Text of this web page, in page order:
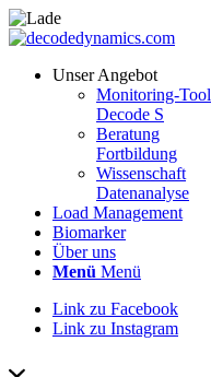
Unser Angebot
Monitoring-Tool
Decode S
Beratung
Fortbildung
Wissenschaft
Datenanalyse
Load Management
Biomarker
Über uns
Menü Menü
Link zu Facebook
Link zu Instagram